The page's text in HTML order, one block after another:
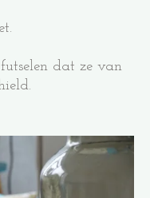
dat ze van